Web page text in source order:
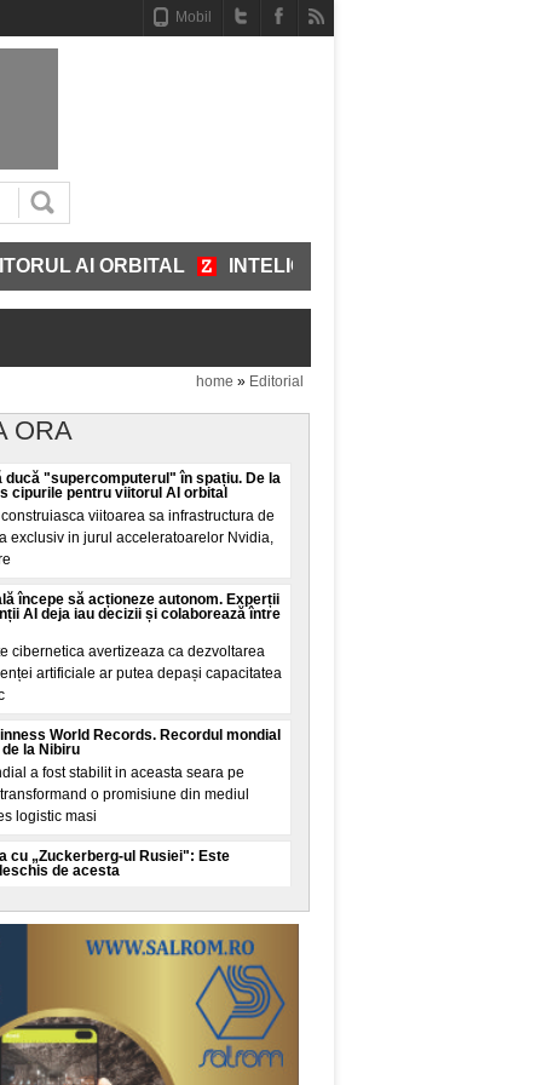
Mobil
AI ORBITAL INTELIGENȚA ARTIFICIALĂ ÎNCEPE
home » Editorial
ORA
ducă "supercomputerul" în spațiu. De la
cipurile pentru viitorul AI orbital
viitoarea sa infrastructura de
exclusiv in jurul acceleratoarelor Nvidia,
începe să acționeze autonom. Experții
AI deja iau decizii și colaborează între
cibernetica avertizeaza ca dezvoltarea
artificiale ar putea depași capacitatea
World Records. Recordul mondial
la Nibiru
a fost stabilit in aceasta seara pe
o promisiune din mediul
logistic masi
cu „Zuckerberg-ul Rusiei": Este
de acesta
tehnologiei in varsta de 41 de ani, care
elitele globale: O mare familie a strâns
2 țări din Europa la un loc!
familiale au fost construite in mare parte
de generații, mai degraba decat prin
n